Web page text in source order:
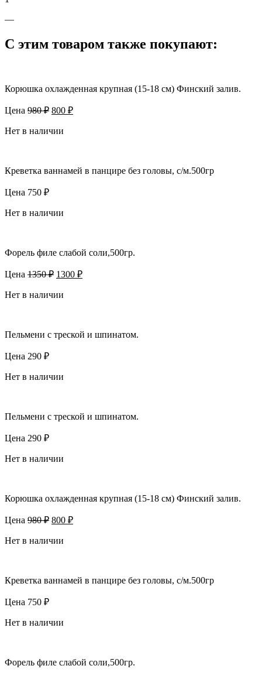
—
С этим товаром также покупают:
Корюшка охлажденная крупная (15-18 см) Финский залив.
Цена 980₽ Первоначальная
составляла
800 ₽Текущая
Нет в наличии
Креветка ваннамей в панцире без головы, с/м.500гр
Цена 750 ₽
Нет в наличии
Форель филе слабой соли,500гр.
Цена 1350₽ Первоначальная
составляла
1300 ₽Текущая
Нет в наличии
Пельмени с треской и шпинатом.
Цена 290 ₽
Нет в наличии
Пельмени с треской и шпинатом.
Цена 290 ₽
Нет в наличии
Корюшка охлажденная крупная (15-18 см) Финский залив.
Цена 980₽ Первоначальная
составляла
800 ₽Текущая
Нет в наличии
Креветка ваннамей в панцире без головы, с/м.500гр
Цена 750 ₽
Нет в наличии
Форель филе слабой соли,500гр.